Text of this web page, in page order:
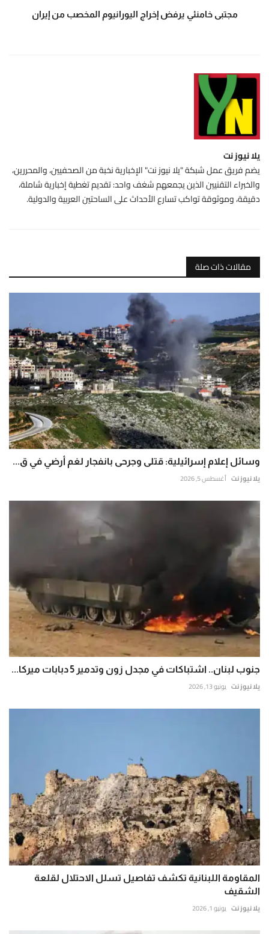
مجتبى خامنئي يرفض إخراج اليورانيوم المخصب من إيران
يلا نيوز نت
يضم فريق عمل شبكة "يلا نيوز نت" الإخبارية نخبة من الصحفيين، والمحررين،
والخبراء التقنيين الذين يجمعهم شغف واحد: تقديم تغطية إخبارية شاملة،
دقيقة، وموثوقة تواكب تسارع الأحداث على الساحتين العربية والدولية.
مقالات ذات صلة
وسائل إعلام إسرائيلية: قتلى وجرحى بانفجار لغم أرضي في ق...
يلا نيوز نت أغسطس 5, 2026
جنوب لبنان.. اشتباكات في مجدل زون وتدمير 5 دبابات ميركا...
يلا نيوز نت يونيو 13, 2026
المقاومة اللبنانية تكشف تفاصيل تسلل الاحتلال لقلعة
الشقيف
يلا نيوز نت يونيو 1, 2026